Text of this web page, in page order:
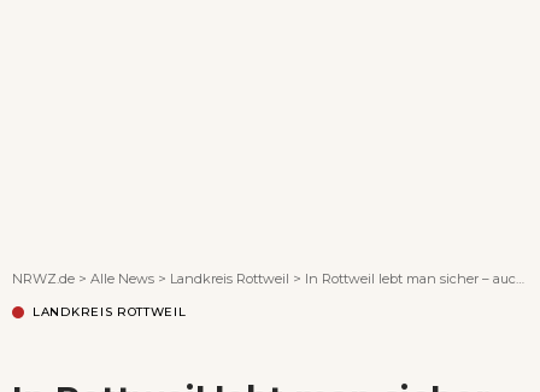
NRWZ.de > Alle News > Landkreis Rottweil > In Rottweil lebt man sicher – auch an der Fasnet
LANDKREIS ROTTWEIL